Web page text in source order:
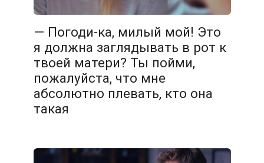
— Погоди-ка, милый мой! Это
я должна заглядывать в рот к
твоей матери? Ты пойми,
пожалуйста, что мне
абсолютно плевать, кто она
такая